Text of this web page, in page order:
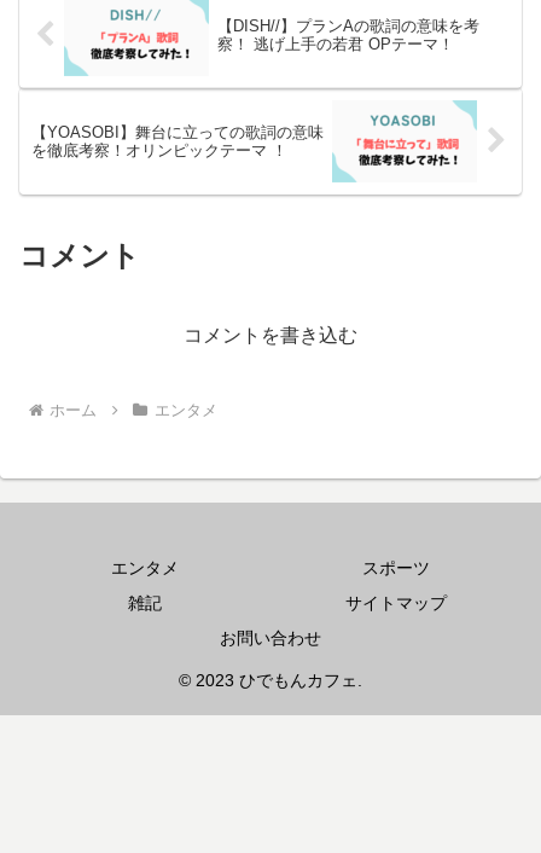
【DISH//】プランAの歌詞の意味を考
察！ 逃げ上手の若君 OPテーマ！
【YOASOBI】舞台に立っての歌詞の意味
を徹底考察！オリンピックテーマ ！
コメント
コメントを書き込む
ホーム エンタメ
エンタメ
スポーツ
雑記
サイトマップ
お問い合わせ
© 2023 ひでもんカフェ.